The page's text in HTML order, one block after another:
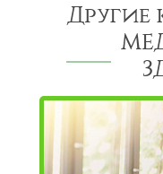
Другие